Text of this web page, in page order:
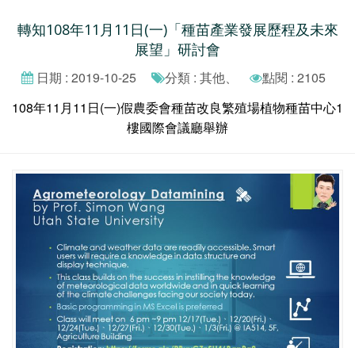
轉知108年11月11日(一)「種苗產業發展歷程及未來
展望」研討會
日期 : 2019-10-25 分類 : 其他、
點閱 : 2105
108年11月11日(一)假農委會種苗改良繁殖場植物種苗中心1
樓國際會議廳舉辦